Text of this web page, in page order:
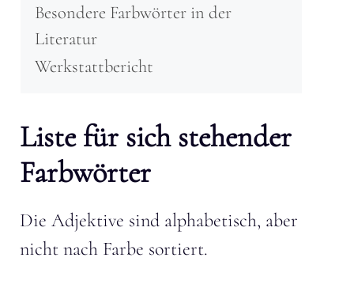
Besondere Farbwörter in der
Literatur
Werkstattbericht
Liste für sich stehender
Farbwörter
Die Adjektive sind alphabetisch, aber
nicht nach Farbe sortiert.